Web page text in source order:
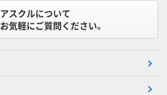
アスクルについて
お気軽にご質問ください。